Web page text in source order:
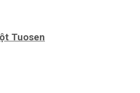
Tuosen